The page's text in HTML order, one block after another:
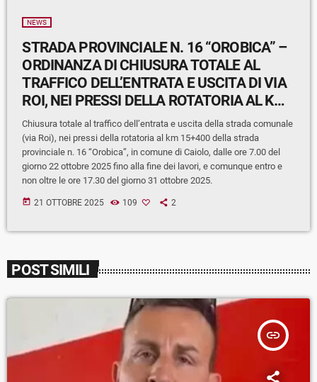
NEWS
STRADA PROVINCIALE N. 16 “OROBICA” –
ORDINANZA DI CHIUSURA TOTALE AL
TRAFFICO DELL’ENTRATA E USCITA DI VIA
ROI, NEI PRESSI DELLA ROTATORIA AL KM
15+400, IN COMUNE DI CAIOLO
Chiusura totale al traffico dell’entrata e uscita della strada comunale
(via Roi), nei pressi della rotatoria al km 15+400 della strada
provinciale n. 16 “Orobica”, in comune di Caiolo, dalle ore 7.00 del
giorno 22 ottobre 2025 fino alla fine dei lavori, e comunque entro e
non oltre le ore 17.30 del giorno 31 ottobre 2025.
today 21 OTTOBRE 2025 109 2
POST SIMILI
insert_link